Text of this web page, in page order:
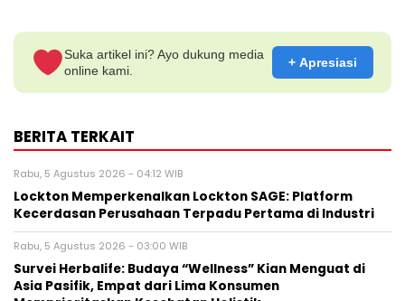
Suka artikel ini? Ayo dukung media
online kami.
+ Apresiasi
BERITA TERKAIT
Rabu, 5 Agustus 2026 - 04:12 WIB
Lockton Memperkenalkan Lockton SAGE: Platform
Kecerdasan Perusahaan Terpadu Pertama di Industri
Rabu, 5 Agustus 2026 - 03:00 WIB
Survei Herbalife: Budaya “Wellness” Kian Menguat di
Asia Pasifik, Empat dari Lima Konsumen